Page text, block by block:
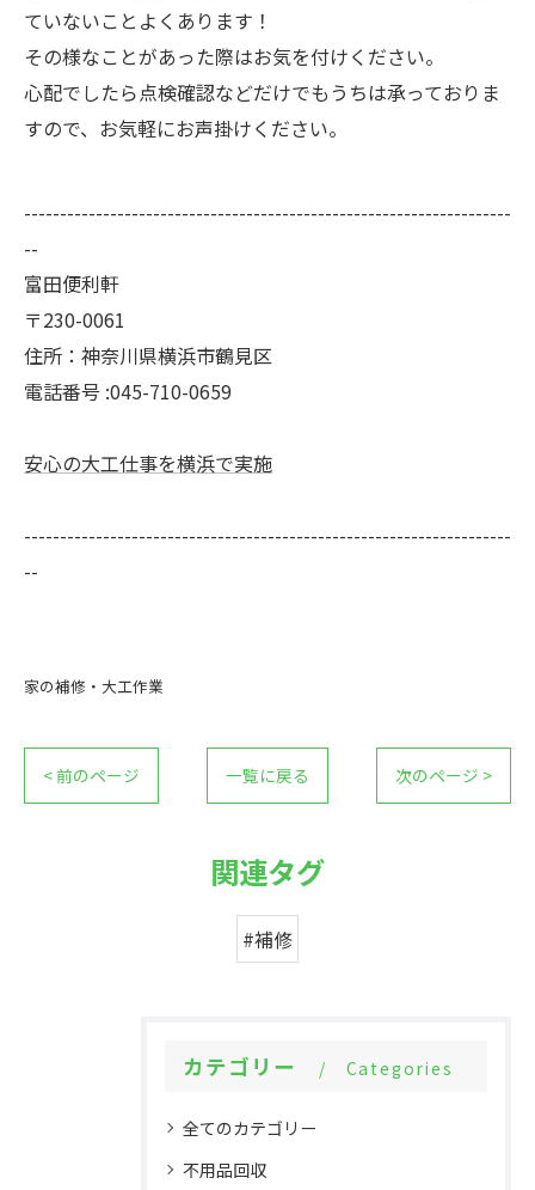
ていないことよくあります！
その様なことがあった際はお気を付けください。
心配でしたら点検確認などだけでもうちは承っておりま
すので、お気軽にお声掛けください。
--------------------------------------------------------------------
--
富田便利軒
〒230-0061
住所：神奈川県横浜市鶴見区
電話番号 :045-710-0659
安心の大工仕事を横浜で実施
--------------------------------------------------------------------
--
家の補修・大工作業
< 前のページ 一覧に戻る 次のページ >
関連タグ
#補修
カテゴリー Categories
全てのカテゴリー
不用品回収